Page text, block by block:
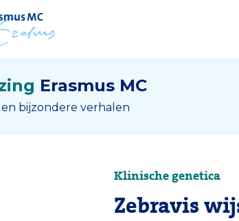
Erasmus MC
en bijzondere verhalen
Klinische genetica
Zebravis